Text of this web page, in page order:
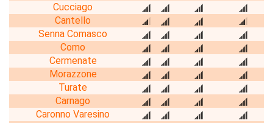
Cucciago
Cantello
Senna Comasco
Como
Cermenate
Morazzone
Turate
Carnago
Caronno Varesino